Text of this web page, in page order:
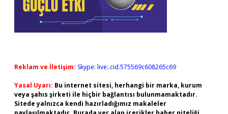
Reklam ve İletişim: Skype: live:.cid.575569c608265c69
Yasal Uyarı: Bu internet sitesi, herhangi bir marka, kurum
veya şahıs şirketi ile hiçbir bağlantısı bulunmamaktadır.
Sitede yalnızca kendi hazırladığımız makaleler